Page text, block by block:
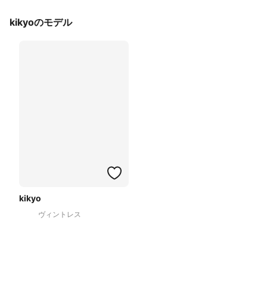
kikyoのモデル
kikyo
ヴィントレス